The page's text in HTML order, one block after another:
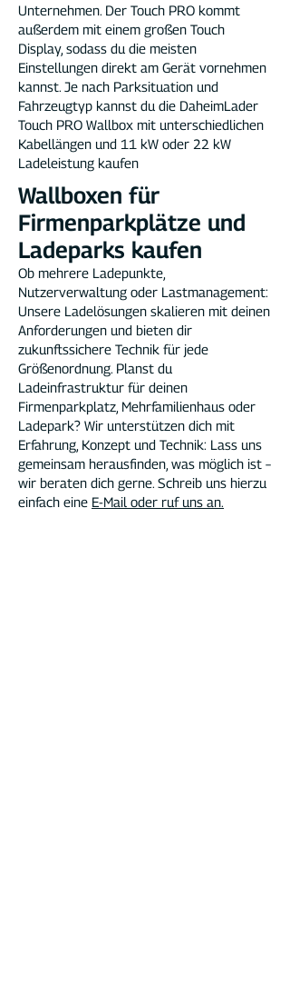
Unternehmen. Der Touch PRO kommt
außerdem mit einem großen Touch
Display, sodass du die meisten
Einstellungen direkt am Gerät vornehmen
kannst. Je nach Parksituation und
Fahrzeugtyp kannst du die DaheimLader
Touch PRO Wallbox mit unterschiedlichen
Kabellängen und 11 kW oder 22 kW
Ladeleistung kaufen
Wallboxen für
Firmenparkplätze und
Ladeparks kaufen
Ob mehrere Ladepunkte,
Nutzerverwaltung oder Lastmanagement:
Unsere Ladelösungen skalieren mit deinen
Anforderungen und bieten dir
zukunftssichere Technik für jede
Größenordnung. Planst du
Ladeinfrastruktur für deinen
Firmenparkplatz, Mehrfamilienhaus oder
Ladepark? Wir unterstützen dich mit
Erfahrung, Konzept und Technik: Lass uns
gemeinsam herausfinden, was möglich ist –
wir beraten dich gerne. Schreib uns hierzu
einfach eine E-Mail oder ruf uns an.